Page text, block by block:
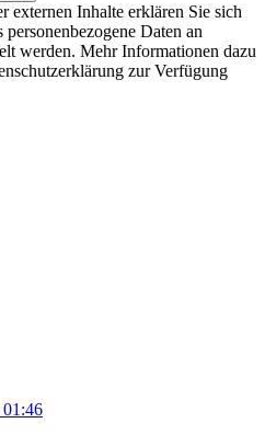
externen Inhalte erklären Sie sich
Daten an
werden. Mehr Informationen dazu
zur Verfügung